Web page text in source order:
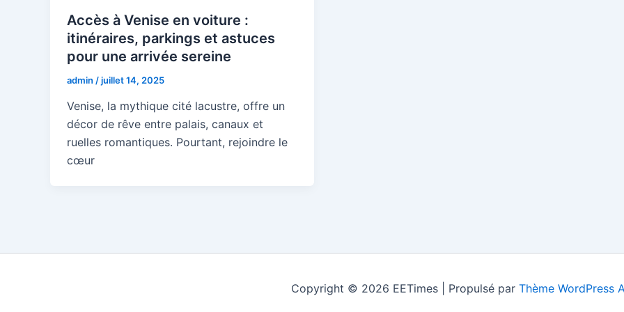
Accès à Venise en voiture :
itinéraires, parkings et astuces
pour une arrivée sereine
admin /juillet 14, 2025
Venise, la mythique cité lacustre, offre un
décor de rêve entre palais, canaux et
ruelles romantiques. Pourtant, rejoindre le
cœur
Copyright © 2026 EETimes | Propulsé par Thème WordPress